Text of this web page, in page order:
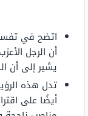
اتضح في
أن الرجل
يشير إلى أن
تدل هذه
أيضًا على